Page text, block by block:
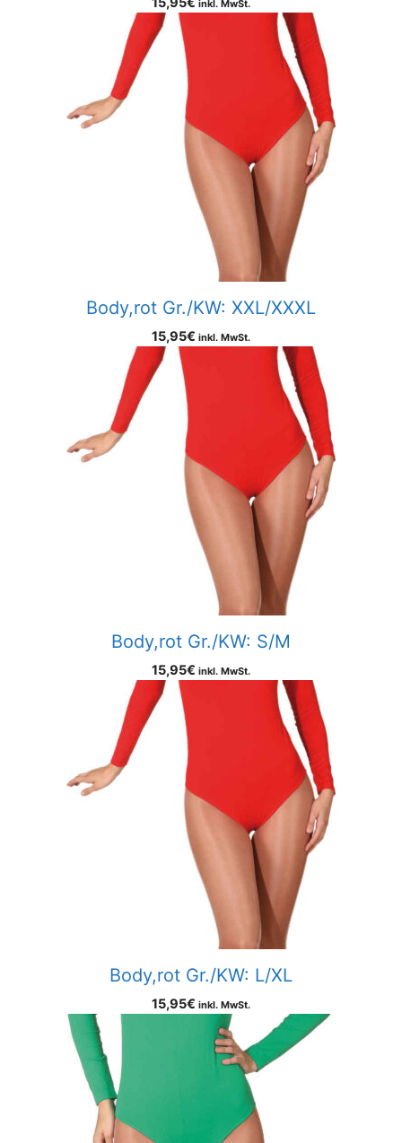
inkl. MwSt.
Body,rot Gr./KW: XXL/XXXL
15,95€ inkl. MwSt.
Body,rot Gr./KW: S/M
15,95€ inkl. MwSt.
Body,rot Gr./KW: L/XL
15,95€ inkl. MwSt.